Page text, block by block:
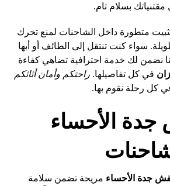
بسلام تام.
متطورة داخل الشاحنات لمنع تحرك
سواء كنت تنتقل إلى الطائف أو أبها
نضمن لك خدمة احترافية تضاهي كفاءة
في كل تفاصيلها.راحتكم وأمان أثاثكم
كل رحلة نقوم بها.
الأحساء
جدة الأحساء مريحة تضمن سلامة